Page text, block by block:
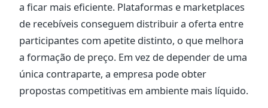
a ficar mais eficiente. Plataformas e marketplaces
de recebíveis conseguem distribuir a oferta entre
participantes com apetite distinto, o que melhora
a formação de preço. Em vez de depender de uma
única contraparte, a empresa pode obter
propostas competitivas em ambiente mais líquido.